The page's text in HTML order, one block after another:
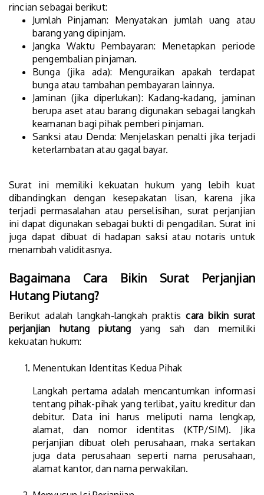
rincian sebagai berikut:
Jumlah Pinjaman: Menyatakan jumlah uang atau
barang yang dipinjam.
Jangka Waktu Pembayaran: Menetapkan periode
pengembalian pinjaman.
Bunga (jika ada): Menguraikan apakah terdapat
bunga atau tambahan pembayaran lainnya.
Jaminan (jika diperlukan): Kadang-kadang, jaminan
berupa aset atau barang digunakan sebagai langkah
keamanan bagi pihak pemberi pinjaman.
Sanksi atau Denda: Menjelaskan penalti jika terjadi
keterlambatan atau gagal bayar.
Surat ini memiliki kekuatan hukum yang lebih kuat
dibandingkan dengan kesepakatan lisan, karena jika
terjadi permasalahan atau perselisihan, surat perjanjian
ini dapat digunakan sebagai bukti di pengadilan. Surat ini
juga dapat dibuat di hadapan saksi atau notaris untuk
menambah validitasnya.
Bagaimana Cara Bikin Surat Perjanjian
Hutang Piutang?
Berikut adalah langkah-langkah praktiscara bikin surat
perjanjian hutang piutang yang sah dan memiliki
kekuatan hukum:
Menentukan Identitas Kedua Pihak
Langkah pertama adalah mencantumkan informasi
tentang pihak-pihak yang terlibat, yaitu kreditur dan
debitur. Data ini harus meliputi nama lengkap,
alamat, dan nomor identitas (KTP/SIM). Jika
perjanjian dibuat oleh perusahaan, maka sertakan
juga data perusahaan seperti nama perusahaan,
alamat kantor, dan nama perwakilan.